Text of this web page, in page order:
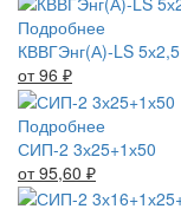
Подробнее
КВВГЭнг(А)-LS 5х2,5
от 96 ₽
Подробнее
СИП-2 3х25+1х50
от 95,60 ₽